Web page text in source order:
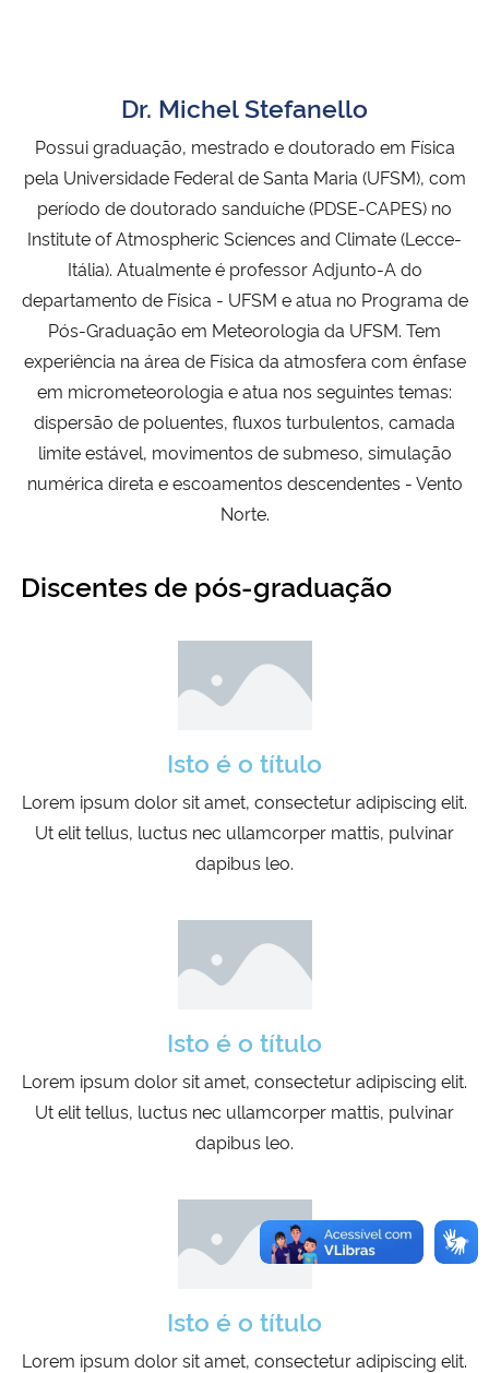
Secretaria de Governo
Gabinete de Segurança Institucional
Advocacia-Geral da União
Banco Central do Brasil
Planalto
Dr. Michel Stefanello
Possui graduação, mestrado e doutorado em Física
pela Universidade Federal de Santa Maria (UFSM), com
período de doutorado sanduíche (PDSE-CAPES) no
Institute of Atmospheric Sciences and Climate (Lecce-
Itália). Atualmente é professor Adjunto-A do
departamento de Física - UFSM e atua no Programa de
Pós-Graduação em Meteorologia da UFSM. Tem
experiência na área de Física da atmosfera com ênfase
em micrometeorologia e atua nos seguintes temas:
dispersão de poluentes, fluxos turbulentos, camada
limite estável, movimentos de submeso, simulação
numérica direta e escoamentos descendentes - Vento
Norte.
Discentes de pós-graduação
Isto é o título
Lorem ipsum dolor sit amet, consectetur adipiscing elit.
Ut elit tellus, luctus nec ullamcorper mattis, pulvinar
dapibus leo.
Isto é o título
Lorem ipsum dolor sit amet, consectetur adipiscing elit.
Ut elit tellus, luctus nec ullamcorper mattis, pulvinar
dapibus leo.
Isto é o título
Lorem ipsum dolor sit amet, consectetur adipiscing elit.